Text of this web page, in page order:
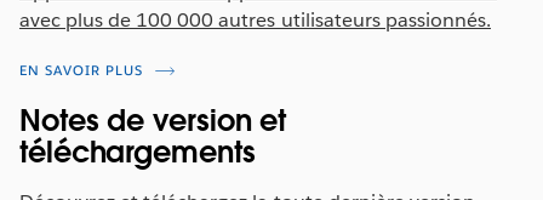
avec plus de 100 000 autres utilisateurs passionnés.
EN SAVOIR PLUS
Notes de version et
téléchargements